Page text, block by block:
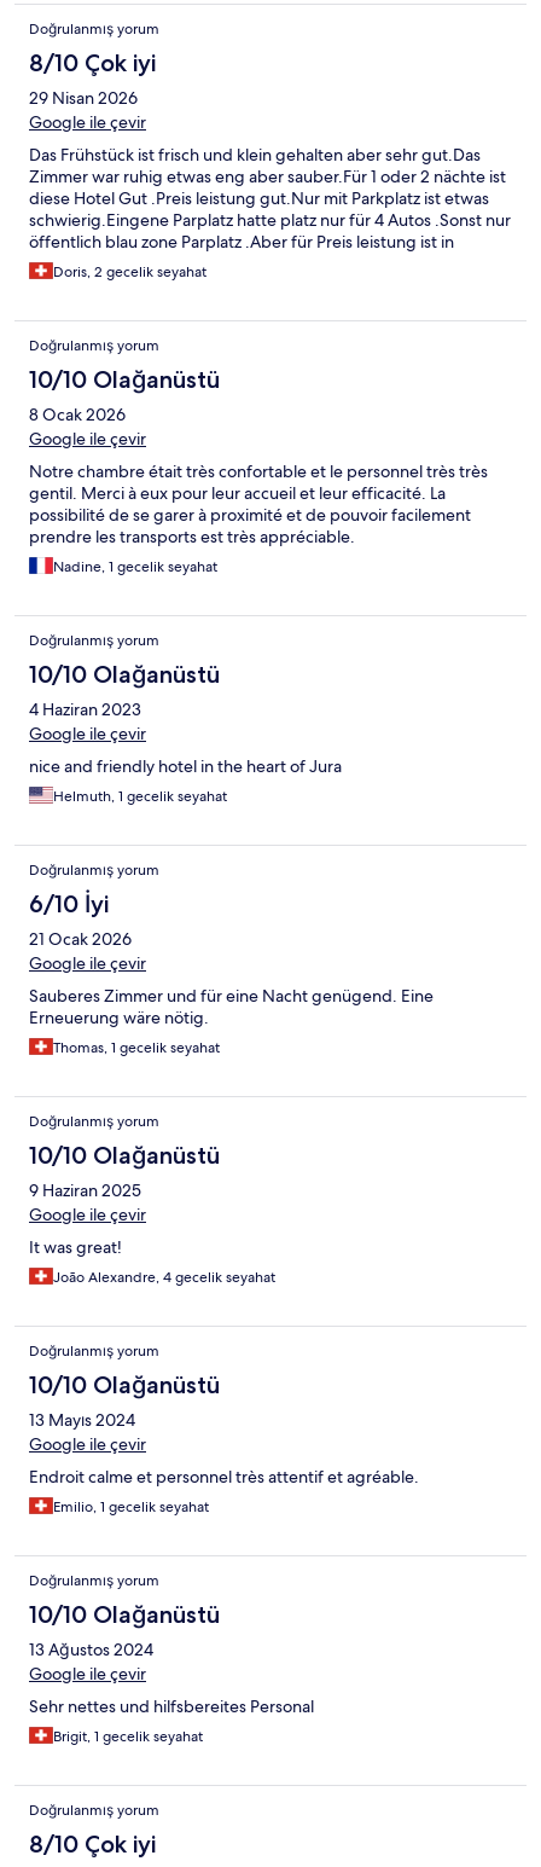
Doğrulanmış yorum
8/10 Çok iyi
29 Nisan 2026
Google ile çevir
Das Frühstück ist frisch und klein gehalten aber sehr gut.Das
Zimmer war ruhig etwas eng aber sauber.Für 1 oder 2 nächte ist
diese Hotel Gut .Preis leistung gut.Nur mit Parkplatz ist etwas
schwierig.Eingene Parplatz hatte platz nur für 4 Autos .Sonst nur
öffentlich blau zone Parplatz .Aber für Preis leistung ist in
ordnung. Personal sehr nett.
Doris, 2 gecelik seyahat
Doğrulanmış yorum
10/10 Olağanüstü
8 Ocak 2026
Google ile çevir
Notre chambre était très confortable et le personnel très très
gentil. Merci à eux pour leur accueil et leur efficacité. La
possibilité de se garer à proximité et de pouvoir facilement
prendre les transports est très appréciable.
Nadine, 1 gecelik seyahat
Doğrulanmış yorum
10/10 Olağanüstü
4 Haziran 2023
Google ile çevir
nice and friendly hotel in the heart of Jura
Helmuth, 1 gecelik seyahat
Doğrulanmış yorum
6/10 İyi
21 Ocak 2026
Google ile çevir
Sauberes Zimmer und für eine Nacht genügend. Eine
Erneuerung wäre nötig.
Thomas, 1 gecelik seyahat
Doğrulanmış yorum
10/10 Olağanüstü
9 Haziran 2025
Google ile çevir
It was great!
João Alexandre, 4 gecelik seyahat
Doğrulanmış yorum
10/10 Olağanüstü
13 Mayıs 2024
Google ile çevir
Endroit calme et personnel très attentif et agréable.
Emilio, 1 gecelik seyahat
Doğrulanmış yorum
10/10 Olağanüstü
13 Ağustos 2024
Google ile çevir
Sehr nettes und hilfsbereites Personal
Brigit, 1 gecelik seyahat
Doğrulanmış yorum
8/10 Çok iyi